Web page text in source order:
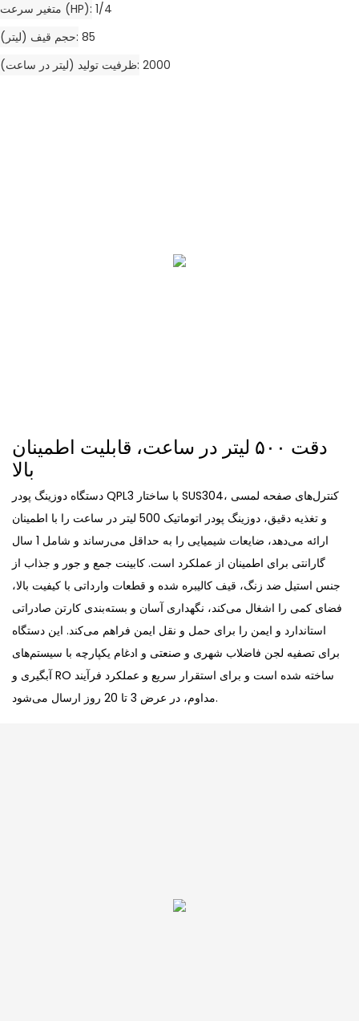
متغیر سرعت (HP) 1/4
حجم قیف (لیتر) 85
ظرفیت تولید (لیتر در ساعت) 2000
دقت ۵۰۰ لیتر در ساعت، قابلیت اطمینان
بالا
دستگاه دوزینگ پودر QPL3 با ساختار SUS304، کنترل‌های صفحه لمسی
و تغذیه دقیق، دوزینگ پودر اتوماتیک 500 لیتر در ساعت را با اطمینان
ارائه می‌دهد، ضایعات شیمیایی را به حداقل می‌رساند و شامل 1 سال
گارانتی برای اطمینان از عملکرد است. کابینت جمع و جور و جذاب از
جنس استیل ضد زنگ، قیف کالیبره شده و قطعات وارداتی با کیفیت بالا،
فضای کمی را اشغال می‌کند، نگهداری آسان و بسته‌بندی کارتن صادراتی
استاندارد و ایمن را برای حمل و نقل ایمن فراهم می‌کند. این دستگاه
برای تصفیه لجن فاضلاب شهری و صنعتی و ادغام یکپارچه با سیستم‌های
آبگیری و RO ساخته شده است و برای استقرار سریع و عملکرد فرآیند
مداوم، در عرض 3 تا 20 روز ارسال می‌شود.